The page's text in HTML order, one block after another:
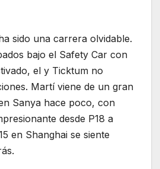
sido una carrera olvidable.
bajo el Safety Car con
el y Ticktum no
Martí viene de un gran
Sanya hace poco, con
desde P18 a
en Shanghai se siente